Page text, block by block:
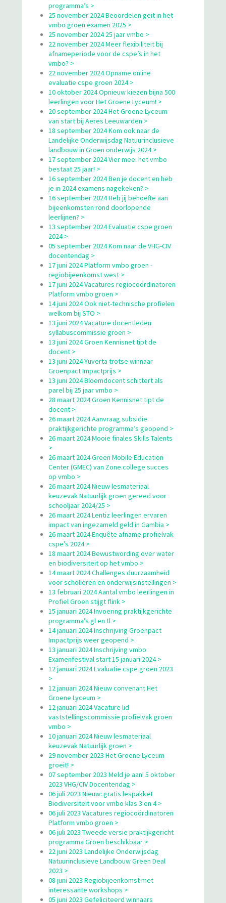
programma’s >
25 november 2024 Beoordelen geit in het
vmbo groen examen 2025 >
25 november 2024 25 jaar vmbo >
22 november 2024 Meer flexibiliteit bij
afnameperiode voor de cspe’s in het
vmbo? >
22 november 2024 Opname online
evaluatie cspe groen 2024 >
10 oktober 2024 Opnieuw kiezen bijna 500
leerlingen voor Het Groene Lyceum! >
20 september 2024 Het Groene Lyceum
van start bij Aeres Leeuwarden >
18 september 2024 Kom ook naar de
Landelijke Onderwijsdag Natuurinclusieve
landbouw in Groen onderwijs 2024 >
17 september 2024 Vier mee: het vmbo
bestaat 25 jaar! >
16 september 2024 Ben je docent en heb
je in 2024 examens nagekeken? >
16 september 2024 Heb jij behoefte aan
bijeenkomsten rond doorlopende
leerlijnen? >
13 september 2024 Evaluatie cspe groen
2024 >
05 september 2024 Kom naar de VHG-CIV
docentendag >
17 juni 2024 Platform vmbo groen -
regiobijeenkomst west >
17 juni 2024 Vacatures regiocoördinatoren
Platform vmbo groen >
14 juni 2024 Ook niet-technische profielen
welkom bij STO >
13 juni 2024 Vacature docentleden
syllabuscommissie groen >
13 juni 2024 Groen Kennisnet tipt de
docent >
13 juni 2024 Yuverta trotse winnaar
Groenpact Impactprijs >
13 juni 2024 Bloemdocent schittert als
parel bij 25 jaar vmbo >
28 maart 2024 Groen Kennisnet tipt de
docent >
26 maart 2024 Aanvraag subsidie
praktijkgerichte programma’s geopend >
26 maart 2024 Mooie finales Skills Talents
>
26 maart 2024 Green Mobile Education
Center (GMEC) van Zone.college succes
op vmbo >
26 maart 2024 Nieuw lesmateriaal
keuzevak Natuurlijk groen gereed voor
schooljaar 2024/25 >
26 maart 2024 Lentiz leerlingen ervaren
impact van ingezameld geld in Gambia >
26 maart 2024 Enquête afname profielvak-
cspe’s 2024 >
18 maart 2024 Bewustwording over water
en biodiversiteit op het vmbo >
14 maart 2024 Challenges duurzaamheid
voor scholieren en onderwijsinstellingen >
13 februari 2024 Aantal vmbo leerlingen in
Profiel Groen stijgt flink >
15 januari 2024 Invoering praktijkgerichte
programma’s gl en tl >
14 januari 2024 Inschrijving Groenpact
Impactprijs weer geopend >
13 januari 2024 Inschrijving vmbo
Examenfestival start 15 januari 2024 >
12 januari 2024 Evaluatie cspe groen 2023
>
12 januari 2024 Nieuw convenant Het
Groene Lyceum >
12 januari 2024 Vacature lid
vaststellingscommissie profielvak groen
vmbo >
10 januari 2024 Nieuw lesmateriaal
keuzevak Natuurlijk groen >
29 november 2023 Het Groene Lyceum
groeit! >
07 september 2023 Meld je aan! 5 oktober
2023 VHG/CIV Docentendag >
06 juli 2023 Nieuw: gratis lespakket
Biodiversiteit voor vmbo klas 3 en 4 >
06 juli 2023 Vacatures regiocoördinatoren
Platform vmbo groen >
06 juli 2023 Tweede versie praktijkgericht
programma Groen beschikbaar >
22 juni 2023 Landelijke Onderwijsdag
Natuurinclusieve Landbouw Green Deal
2023 >
08 juni 2023 Regiobijeenkomst met
interessante workshops >
05 juni 2023 Gefeliciteerd winnaars